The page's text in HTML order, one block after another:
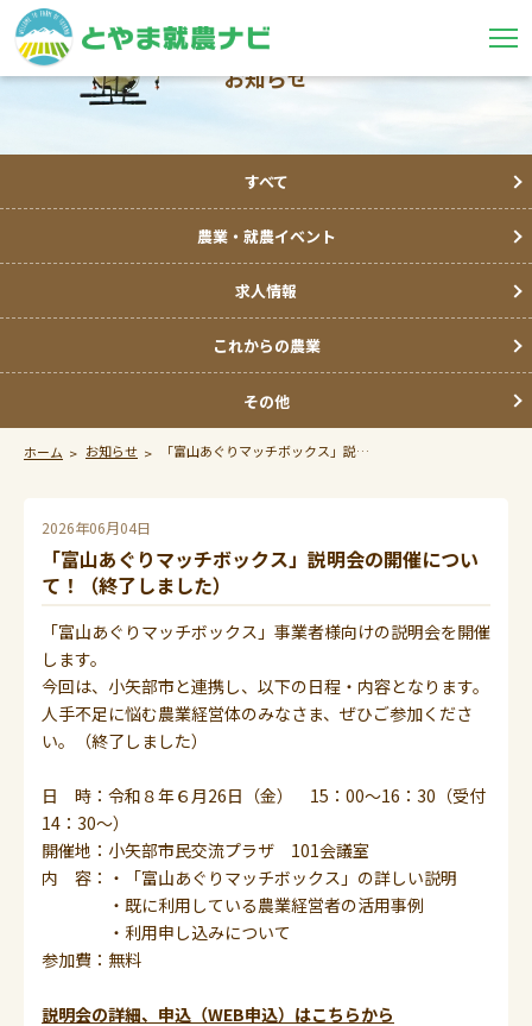
お知らせ
すべて
農業・就農イベント
求人情報
これからの農業
その他
ホーム お知らせ 「富山あぐりマッチボックス」説明会の開催について！（終了しました）
2026年06月04日
「富山あぐりマッチボックス」説明会の開催につい
て！（終了しました）
「富山あぐりマッチボックス」事業者様向けの説明会を開催
します。
今回は、小矢部市と連携し、以下の日程・内容となります。
人手不足に悩む農業経営体のみなさま、ぜひご参加くださ
い。（終了しました）
日 時：令和８年６月26日（金） 15：00～16：30（受付
14：30～）
開催地：小矢部市民交流プラザ 101会議室
内 容：・「富山あぐりマッチボックス」の詳しい説明
・既に利用している農業経営者の活用事例
・利用申し込みについて
参加費：無料
説明会の詳細、申込（WEB申込）はこちらから